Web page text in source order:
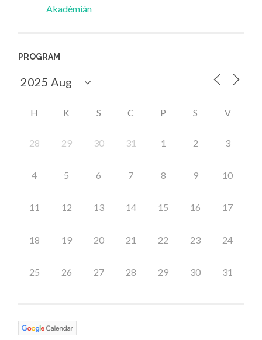
Akadémián
PROGRAM
H K S C P S V
28 29 30 31 1 2 3
4 5 6 7 8 9 10
11 12 13 14 15 16 17
18 19 20 21 22 23 24
25 26 27 28 29 30 31